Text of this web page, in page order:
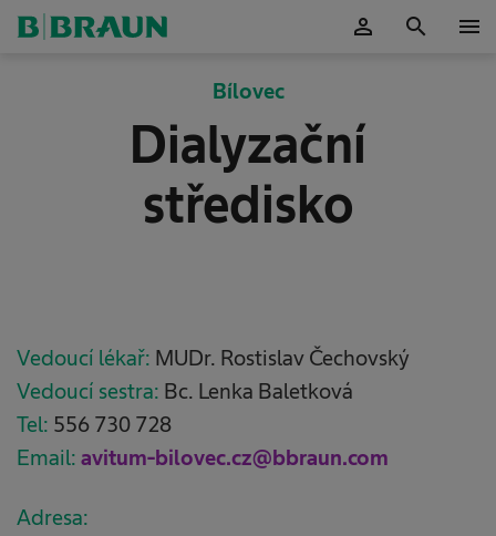
person search menu
Bílovec
Dialyzační
středisko
Vedoucí lékař: MUDr. Rostislav Čechovský
Vedoucí sestra: Bc. Lenka Baletková
Tel: 556 730 728
Email: avitum-bilovec.cz@bbraun.com
Adresa: